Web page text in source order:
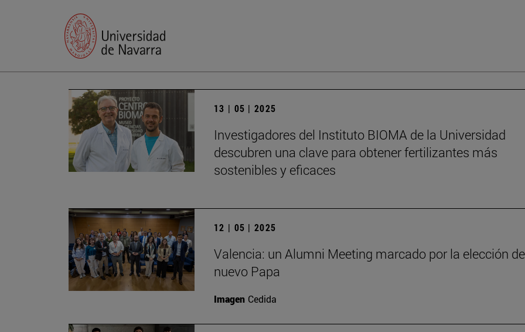
13 | 05 | 2025
Investigadores del Instituto BIOMA de la Universidad
descubren una clave para obtener fertilizantes más
sostenibles y eficaces
12 | 05 | 2025
Valencia: un Alumni Meeting marcado por la elección
nuevo Papa
Imagen Cedida